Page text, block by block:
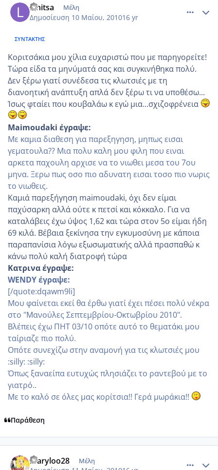
lenitsa Μέλη
Δημοσίευση 10 Μαίου, 201016 yr
ΣΥΝΤΆΚΤΗΣ
Κοριτσάκια μου χίλια ευχαριστώ που με παρηγορείτε!
Τώρα είδα τα μηνύματά σας και συγκινήθηκα πολύ.
Δεν ξέρω γιατί συνέδεσα τις κλωτσιές με τη
διανοητική ανάπτυξη απλά δεν ξέρω τι να υποθέσω...
Ίσως φταίει που κουβαλάω κ εγώ μια...σχιζοφρένεια
Maimoudaki έγραψε:
Με καμια διαθεση για παρεξηγηση, μηπως εισαι
γεματουλα?? Μια πολυ καλη μου φιλη που ειναι
αρκετα παχουλη αρχισε να το νιωθει μεσα του 7ου
μηνα. Ξερω πως οσο πιο αδυνατη εισαι τοσο πιο νωρις
το νιωθεις.
Καμιά παρεξήγηση maimoudaki, όχι δεν είμαι
παχύσαρκη αλλά ούτε κ πετσί και κόκκαλο. Για να
καταλάβεις έχω ύψος 1,62 και τώρα στον 5ο είμαι ήδη
69 κιλά. Βέβαια ξεκίνησα την εγκυμοσύνη με κάποια
παραπανίσια λόγω εξωσωματικής αλλά πρασπαθώ κ
κάνω πολύ καλή διατροφή τώρα
Κατρινα έγραψε:
WENDY έγραψε:
[/quote:dqawm9li]
Μου φαίνεται εκεί θα έρθω γιατί έχει πέσει πολύ νέκρα
στο "Μανούλες Σεπτεμβρίου-Οκτωβρίου 2010".
Βλέπεις έχω ΠΗΤ 03/10 οπότε αυτό το θεματάκι μου
ταίριαζε πιο πολύ.
Οπότε συνεχίζω στην αναμονή για τις κλωτσιές μου
:silly: :silly:
Όπως ξαναείπα ευτυχώς πλησιάζει το ραντεβού με το
γιατρό..
Με το καλό σε όλες μας κορίτσια!! Γερά μωράκια!!
Παράθεση
maryloo28 Μέλη